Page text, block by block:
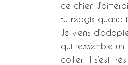
ce chien
tu réagis quand
Je viens
qui ressemble
collier. Il s’est